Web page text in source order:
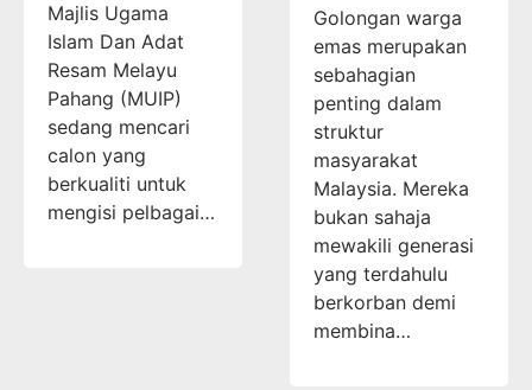
Majlis Ugama
Islam Dan Adat
Resam Melayu
Pahang (MUIP)
sedang mencari
calon yang
berkualiti untuk
mengisi pelbagai…
Golongan warga
emas merupakan
sebahagian
penting dalam
struktur
masyarakat
Malaysia. Mereka
bukan sahaja
mewakili generasi
yang terdahulu
berkorban demi
membina…